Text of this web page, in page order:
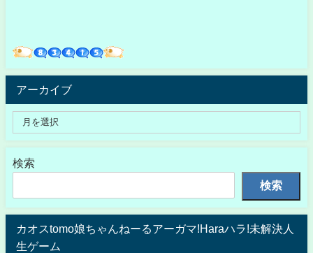
アーカイブ
検索
検索
カオスtomo娘ちゃんねーるアーガマ!Haraハラ!未解決人
生ゲーム